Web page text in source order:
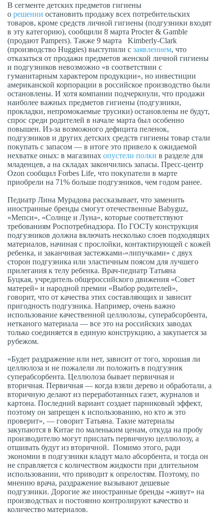
В сегменте детских предметов гигиены
о решении остановить продажу всех потребительских
товаров, кроме средств личной гигиены (подгузники входят
в эту категорию), сообщили 8 марта Procter & Gamble
(продают Pampers). Также 9 марта Kimberly-Clark
(производство Huggies) выступили с заявлением, что
отказаться от продажи предметов женской личной гигиены
и подгузников невозможно «в соответствии с
гуманитарным характером продукции», но инвестиции
американской корпорации в российское производство были
остановлены. И хотя компании подчеркнули, что продажи
наиболее важных предметов гигиены (подгузники,
прокладки, непромокаемые трусики) остановлены не будут,
спрос среди родителей в начале марта был особенно
повышен. Из-за возможного дефицита пеленок,
подгузников и других детских средств гигиены товар стали
покупать с запасом — в итоге это привело к ожидаемой
нехватке оных: в магазинах опустели полки в разделе для
младенцев, а на складах закончились запасы. Пресс-центр
Ozon сообщил Forbes Life, что покупатели в марте
приобрели на 71% больше подгузников, чем годом ранее.
Педиатр Лина Мурадова рассказывает, что заменить
иностранные бренды смогут отечественные Babyguz,
«Мепси», «Солнце и Луна», которые соответствуют
требованиям Роспотребнадзора. По ГОСТу конструкция
подгузников должна включать несколько слоев подходящих
материалов, начиная с прослойки, контактирующей с кожей
ребенка, и заканчивая застежками-«липучками» с двух
сторон подгузника или эластичным поясом для лучшего
прилегания к телу ребенка. Врач-педиатр Татьяна
Буцкая, учредитель общероссийского движения «Совет
матерей» и народной премии «Выбор родителей»,
говорит, что от качества этих составляющих и зависит
пригодность подгузника. Например, очень важно
использование качественной целлюлозы, суперабсорбента,
нетканого материала — все это на российских заводах
только соединяется в единую конструкцию, а закупается за
рубежом.
«Будет раздражение или нет, зависит от того, хорошая ли
целлюлоза и не пожалели ли положить в подгузник
суперабсорбента. Целлюлоза бывает первичная и
вторичная. Первичная — когда взяли дерево и обработали, а
вторичную делают из переработанных газет, журналов и
картона. Последний вариант создает парниковый эффект,
поэтому он запрещен к использованию, но кто ж это
проверит», — говорит Татьяна. Такие материалы
закупаются в Китае по маленьким ценам, откуда на пробу
производителю могут прислать первичную целлюлозу, а
отшивать будут из вторичной. Помимо этого, ради
экономии в подгузники кладут мало абсорбента, и тогда он
не справляется с количеством жидкости при длительном
использовании, что приводит к опрелостям. Поэтому, по
мнению врача, раздражение вызывают дешевые
подгузники. Дорогие же иностранные бренды «живут» на
производствах и постоянно контролируют качество и
количество материалов.